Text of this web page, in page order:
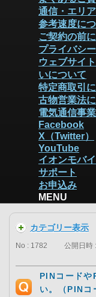
通信・エリア
参考速度に
ご契約の前
プライバシ
ウェブサイ
いについて
特定商取引
古物営業法
電気通信事
Facebook
X（Twitter）
YouTube
イオンモバ
サポート
お申込み
MENU
カテゴリー表示
No : 1782 公開日時
PINコードや
い。（PINコ